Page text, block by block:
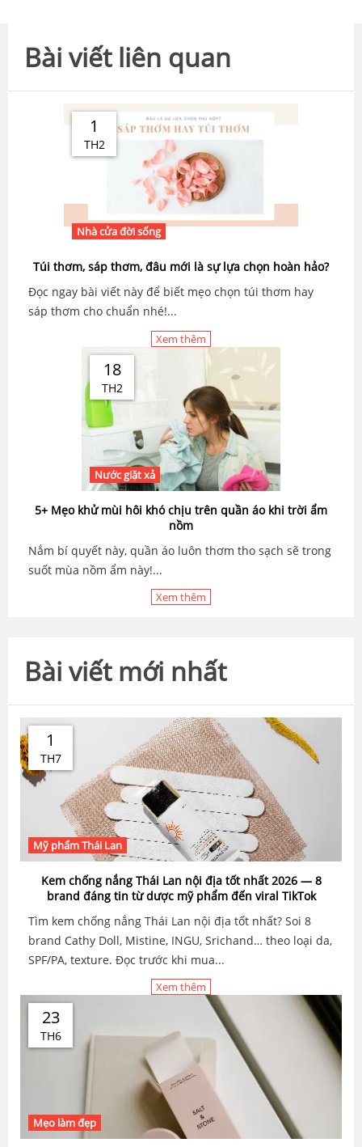
Bài viết liên quan
1
TH2
Nhà cửa đời sống
Túi thơm, sáp thơm, đâu mới là sự lựa chọn hoàn hảo?
Đọc ngay bài viết này để biết mẹo chọn túi thơm hay
sáp thơm cho chuẩn nhé!...
Xem thêm
18
TH2
Nước giặt xả
5+ Mẹo khử mùi hôi khó chịu trên quần áo khi trời ẩm
nồm
Nắm bí quyết này, quần áo luôn thơm tho sạch sẽ trong
suốt mùa nồm ẩm này!...
Xem thêm
Bài viết mới nhất
1
TH7
Mỹ phẩm Thái Lan
Kem chống nắng Thái Lan nội địa tốt nhất 2026 — 8
brand đáng tin từ dược mỹ phẩm đến viral TikTok
Tìm kem chống nắng Thái Lan nội địa tốt nhất? Soi 8
brand Cathy Doll, Mistine, INGU, Srichand… theo loại da,
SPF/PA, texture. Đọc trước khi mua...
Xem thêm
23
TH6
Mẹo làm đẹp